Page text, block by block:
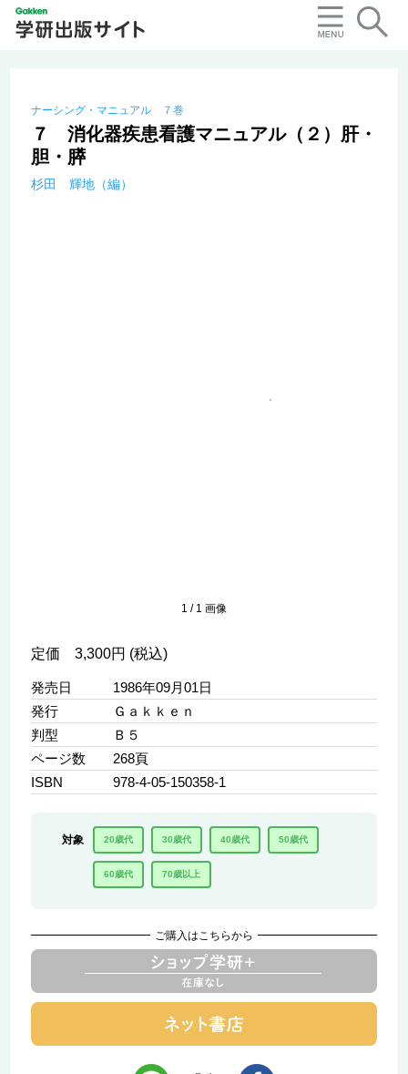
ナーシング・マニュアル ７巻
７ 消化器疾患看護マニュアル（２）肝・
胆・膵
杉田 輝地（編）
1 / 1 画像
定価 3,300円 (税込)
発売日
1986年09月01日
発行
Ｇａｋｋｅｎ
判型
Ｂ５
ページ数
268頁
ISBN
978-4-05-150358-1
対象 20歳代 30歳代 40歳代 50歳代
60歳代 70歳以上
ご購入はこちらから